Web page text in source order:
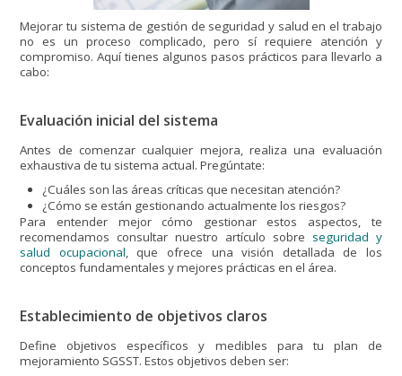
Mejorar tu sistema de gestión de seguridad y salud en el trabajo
no es un proceso complicado, pero sí requiere atención y
compromiso. Aquí tienes algunos pasos prácticos para llevarlo a
cabo:
Evaluación inicial del sistema
Antes de comenzar cualquier mejora, realiza una evaluación
exhaustiva de tu sistema actual. Pregúntate:
¿Cuáles son las áreas críticas que necesitan atención?
¿Cómo se están gestionando actualmente los riesgos?
Para entender mejor cómo gestionar estos aspectos, te
recomendamos consultar nuestro artículo sobre seguridad y
salud ocupacional, que ofrece una visión detallada de los
conceptos fundamentales y mejores prácticas en el área.
Establecimiento de objetivos claros
Define objetivos específicos y medibles para tu plan de
mejoramiento SGSST. Estos objetivos deben ser: